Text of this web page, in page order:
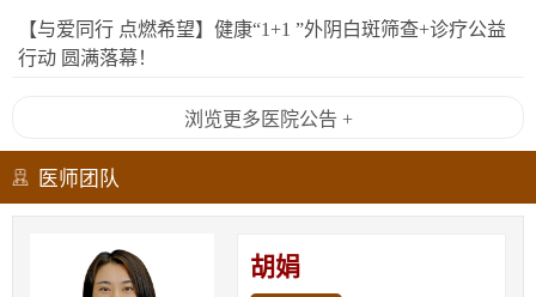
【与爱同行 点燃希望】健康“1+1 ”外阴白斑筛查+诊疗公益
行动 圆满落幕！
浏览更多医院公告 +
医师团队
胡娟